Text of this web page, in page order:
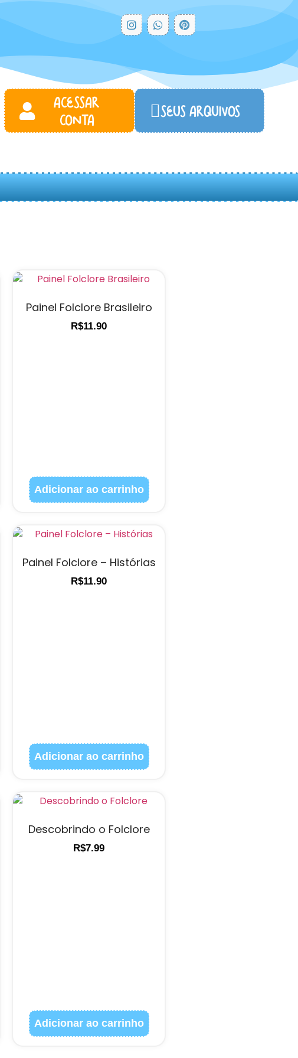
ACESSAR
CONTA
SEUS ARQUIVOS...
Painel Folclore Brasileiro
R$11.90
Adicionar ao carrinho
Painel Folclore – Histórias
R$11.90
Adicionar ao carrinho
Descobrindo o Folclore
R$7.99
Adicionar ao carrinho